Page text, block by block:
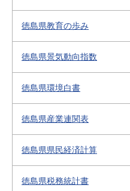
徳島県教育の歩み
徳島県景気動向指数
徳島県環境白書
徳島県産業連関表
徳島県県民経済計算
徳島県税務統計書